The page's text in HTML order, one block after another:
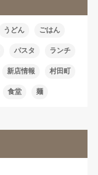
うどん ごはん
パスタ ランチ
新店情報 村田町
食堂 麺